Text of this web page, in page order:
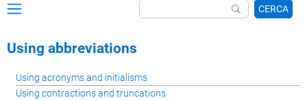
CERCA
Using abbreviations
Using acronyms and initialisms
Using contractions and truncations